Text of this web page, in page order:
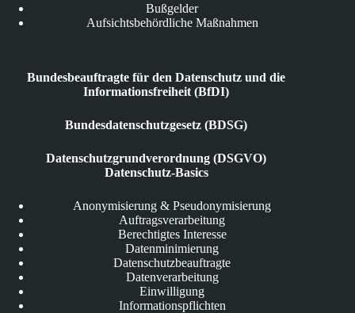
Bußgelder
Aufsichtsbehördliche Maßnahmen
Bundesbeauftragte für den Datenschutz und die
Informationsfreiheit (BfDI)
Bundesdatenschutzgesetz (BDSG)
Datenschutzgrundverordnung (DSGVO)
Datenschutz-Basics
Anonymisierung & Pseudonymisierung
Auftragsverarbeitung
Berechtigtes Interesse
Datenminimierung
Datenschutzbeauftragte
Datenverarbeitung
Einwilligung
Informationspflichten